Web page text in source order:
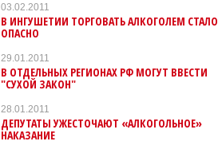
03.02.2011
В ИНГУШЕТИИ ТОРГОВАТЬ АЛКОГОЛЕМ СТАЛО
ОПАСНО
29.01.2011
В ОТДЕЛЬНЫХ РЕГИОНАХ РФ МОГУТ ВВЕСТИ
"СУХОЙ ЗАКОН"
28.01.2011
ДЕПУТАТЫ УЖЕСТОЧАЮТ «АЛКОГОЛЬНОЕ»
НАКАЗАНИЕ